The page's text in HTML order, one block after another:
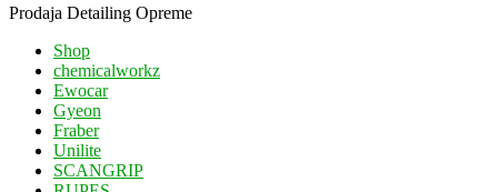
Prodaja Detailing Opreme
Shop
chemicalworkz
Ewocar
Gyeon
Fraber
Unilite
SCANGRIP